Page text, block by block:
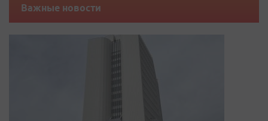
Важные новости